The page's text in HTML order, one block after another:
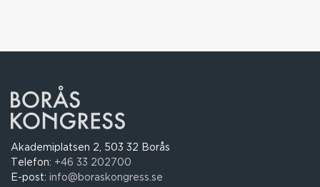
Akademiplatsen 2, 503 32 Borås
Telefon: +46 33 202700
E-post: info@boraskongress.se